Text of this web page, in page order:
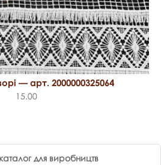
— арт. 2000000325064
15.00
для виробництв